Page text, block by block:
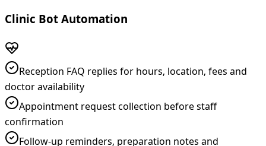
Clinic Bot Automation
Reception FAQ replies for hours, location, fees and
doctor availability
Appointment request collection before staff
confirmation
Follow-up reminders, preparation notes and